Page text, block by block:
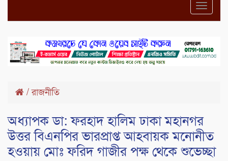
/রাজনীতি
অধ‍্যাপক ডা: ফরহাদ হালিম ঢাকা মহানগর
উত্তর বিএনপির ভারপ্রাপ্ত আহবায়ক মনোনীত
হওয়ায় মোঃ ফরিদ গাজীর পক্ষ থেকে শুভেচ্ছা